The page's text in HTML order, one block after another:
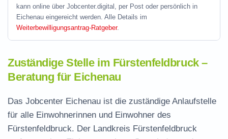
kann online über Jobcenter.digital, per Post oder persönlich in
Eichenau eingereicht werden. Alle Details im
Weiterbewilligungsantrag-Ratgeber.
Zuständige Stelle im Fürstenfeldbruck –
Beratung für Eichenau
Das Jobcenter Eichenau ist die zuständige Anlaufstelle
für alle Einwohnerinnen und Einwohner des
Fürstenfeldbruck. Der Landkreis Fürstenfeldbruck